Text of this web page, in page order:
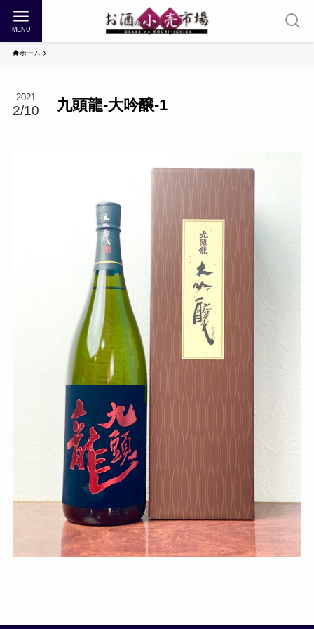
MENU
ホーム
九頭龍-大吟醸-1
2021
2/10